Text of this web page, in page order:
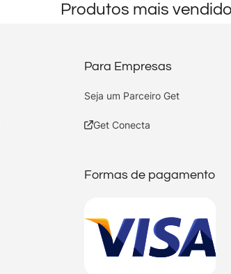
Produtos mais
Para Empresas
Seja um Parceiro Get
Get Conecta
Formas de pagamento